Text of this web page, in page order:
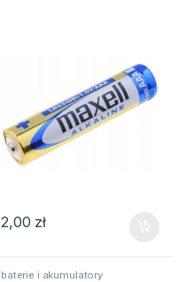
2,00 zł
baterie i akumulatory